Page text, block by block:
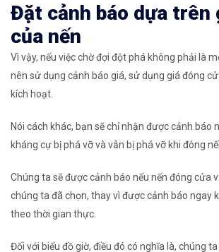
Đặt cảnh báo dựa trên
của nến
Vì vậy, nếu việc chờ đợi đột phá không phải là
nên sử dụng cảnh báo giá, sử dụng giá đóng
kích hoạt.
Nói cách khác, bạn sẽ chỉ nhận được cảnh báo
kháng cự bị phá vỡ và vẫn bị phá vỡ khi đóng
Chúng ta sẽ được cảnh báo nếu nến đóng cửa
chúng ta đã chọn, thay vì được cảnh báo ngay
theo thời gian thực.
Đối với biểu đồ giờ, điều đó có nghĩa là, chúng